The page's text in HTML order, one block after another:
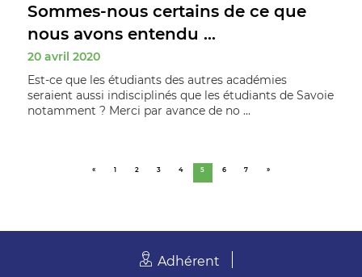
Sommes-nous certains de ce que
nous avons entendu ...
20 avril 2020
Est-ce que les étudiants des autres académies
seraient aussi indisciplinés que les étudiants de Savoie
notamment ? Merci par avance de no ...
« 1 2 3 4 5 6 7 »
Adhérent